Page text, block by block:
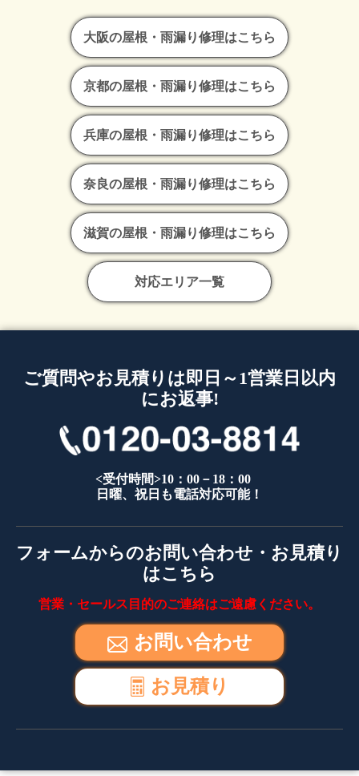
大阪の屋根・雨漏り修理はこちら
京都の屋根・雨漏り修理はこちら
兵庫の屋根・雨漏り修理はこちら
奈良の屋根・雨漏り修理はこちら
滋賀の屋根・雨漏り修理はこちら
対応エリア一覧
ご質問やお見積りは即日～1営業日以内
にお返事!
<受付時間>10：00－18：00
日曜、祝日も電話対応可能！
フォームからのお問い合わせ・お見積り
はこちら
営業・セールス目的のご連絡はご遠慮ください。
お問い合わせ
お見積り